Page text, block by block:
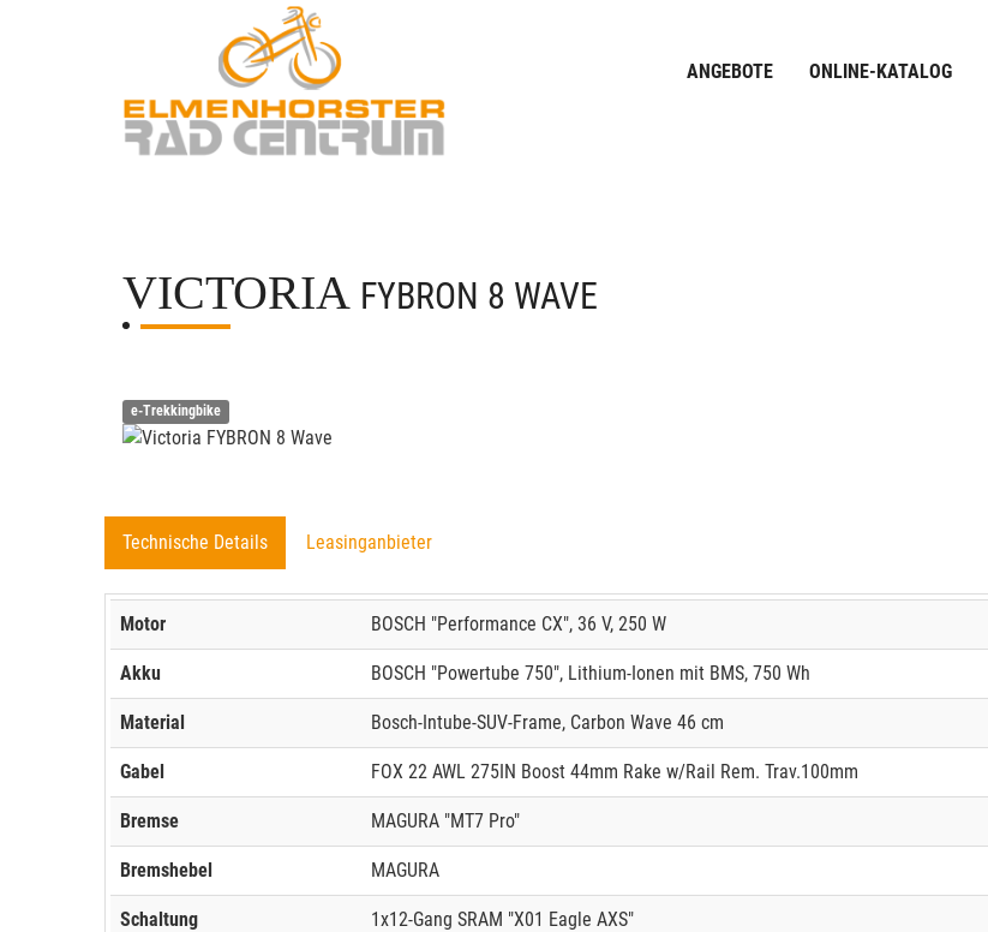
ANGEBOTE ONLINE-KATALOG
VICTORIA FYBRON 8 WAVE
e-Trekkingbike
Technische Details Leasinganbieter
Motor BOSCH "Performance CX", 36 V, 250 W
Akku BOSCH "Powertube 750", Lithium-Ionen mit BMS, 750 Wh
Material Bosch-Intube-SUV-Frame, Carbon Wave 46 cm
Gabel FOX 22 AWL 275IN Boost 44mm Rake w/Rail Rem. Trav.100mm
Bremse MAGURA "MT7 Pro"
Bremshebel MAGURA
Schaltung 1x12-Gang SRAM "X01 Eagle AXS"